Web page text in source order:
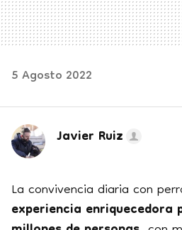
5 Agosto 2022
Javier Ruiz
La convivencia diaria con
experiencia